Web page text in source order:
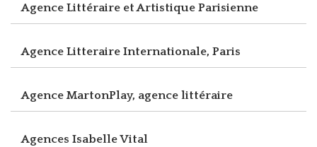
Agence Littéraire et Artistique Parisienne
Agence Litteraire Internationale, Paris
Agence MartonPlay, agence littéraire
Agences Isabelle Vital